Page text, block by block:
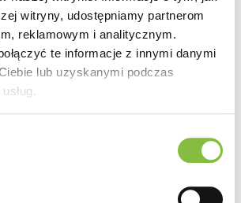
witryny, udostępniamy partnerom
reklamowym i analitycznym.
te informacje z innymi danymi
lub uzyskanymi podczas
Hotjar
Collects
behavior
on the
This is